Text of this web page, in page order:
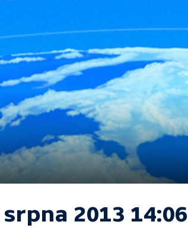
srpna 2013 14:06